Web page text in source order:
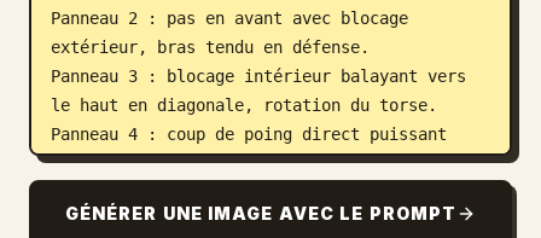
Panneau 2 : pas en avant avec blocage
extérieur, bras tendu en défense.
Panneau 3 : blocage intérieur balayant vers
le haut en diagonale, rotation du torse.
Panneau 4 : coup de poing direct puissant
vers l'avant, hanches alignées.
les deux mains poussant vers l'extérieur.
GÉNÉRER UNE IMAGE AVEC LE PROMPT